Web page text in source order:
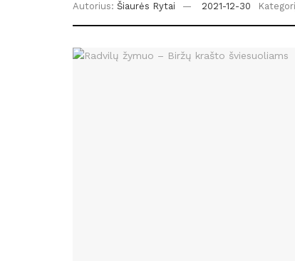
Autorius: Šiaurės Rytai 2021-12-30